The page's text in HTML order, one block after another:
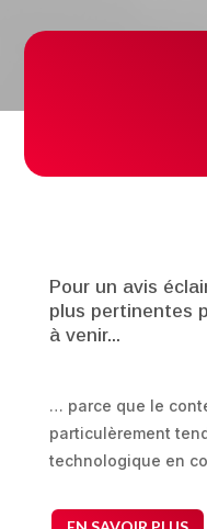
Pour un avis
plus pertinentes
à venir...
… parce que le
particulèrement
technologique en